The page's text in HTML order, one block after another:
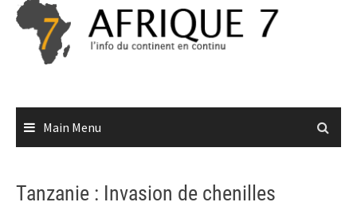
Skip
content
Main Menu
Tanzanie : Invasion de chenilles